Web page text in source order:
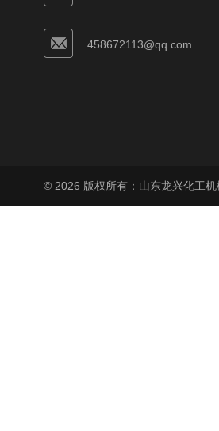
458672113@qq.com
© 2026 版权所有：山东龙兴化工